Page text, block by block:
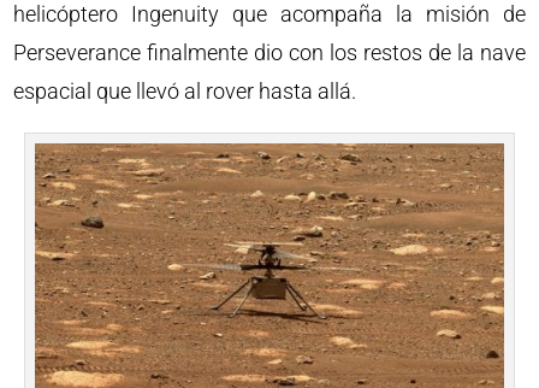
helicóptero Ingenuity que acompaña la misión de
Perseverance finalmente dio con los restos de la nave
espacial que llevó al rover hasta allá.